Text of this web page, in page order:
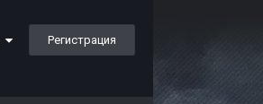
Регистрация